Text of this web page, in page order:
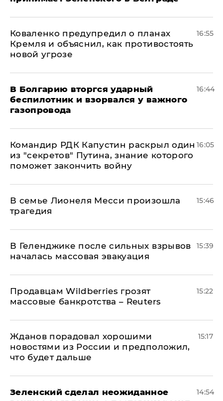
Коваленко предупредил о планах
Кремля и объяснил, как противостоять
новой угрозе
16:55
В Болгарию вторгся ударный
беспилотник и взорвался у важного
газопровода
16:44
Командир РДК Капустин раскрыл один
из "секретов" Путина, знание которого
поможет закончить войну
16:05
В семье Лионеля Месси произошла
трагедия
15:46
В Геленджике после сильных взрывов
началась массовая эвакуация
15:39
Продавцам Wildberries грозят
массовые банкротства – Reuters
15:22
Жданов порадовал хорошими
новостями из России и предположил,
что будет дальше
15:17
Зеленский сделал неожиданное
14:54